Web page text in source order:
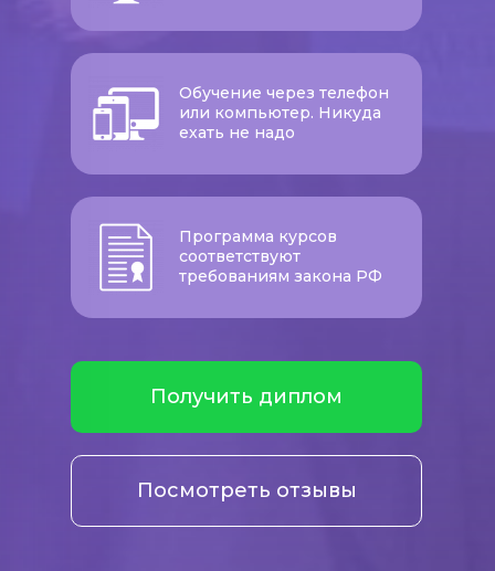
Получить диплом
Обучение через телефон
или компьютер. Никуда
ехать не надо
Программа курсов
соответствуют
требованиям закона РФ
Посмотреть отзывы